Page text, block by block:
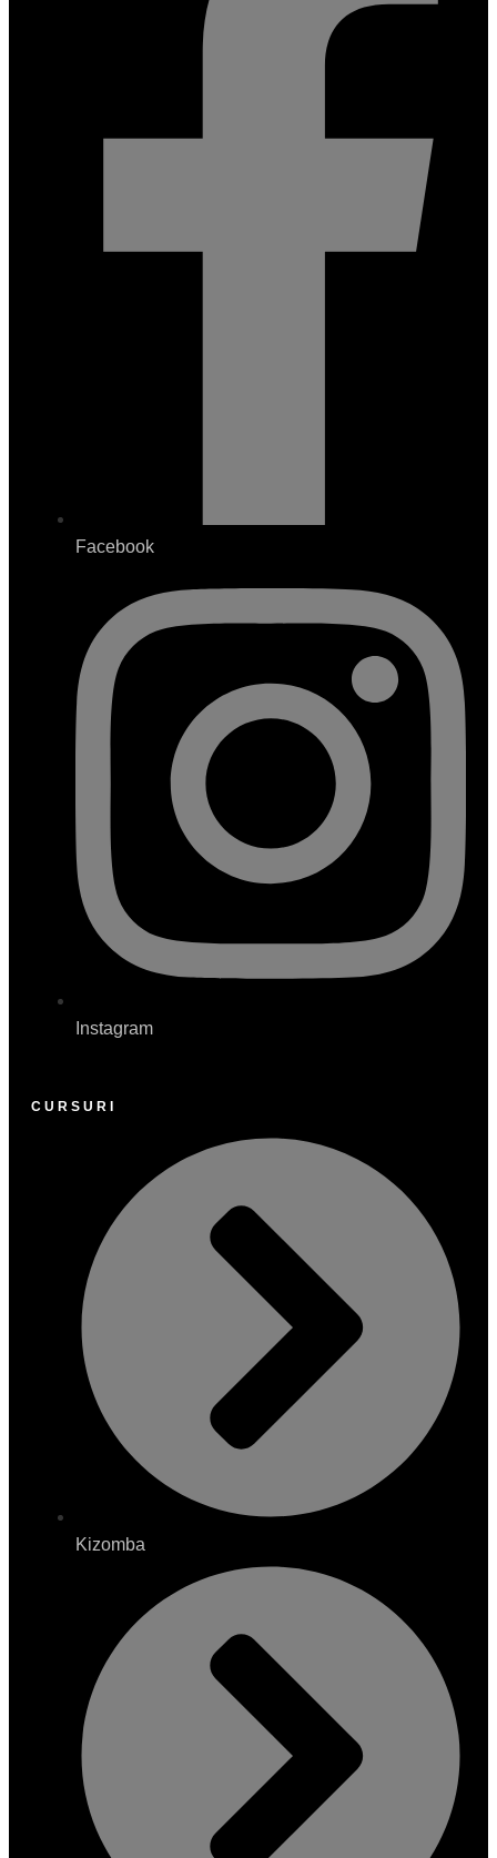
Facebook
Instagram
CURSURI
Kizomba